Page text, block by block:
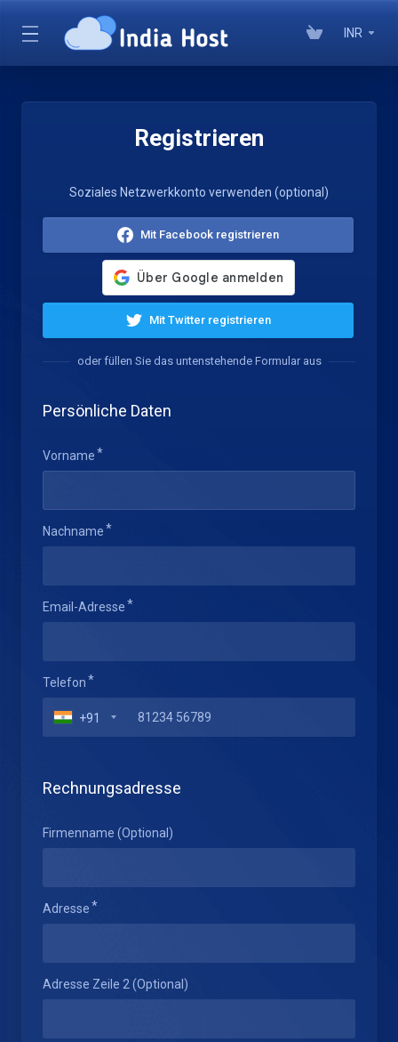
INR
Registrieren
Soziales Netzwerkkonto verwenden (optional)
Mit Facebook registrieren
Mit Twitter registrieren
oder füllen Sie das untenstehende Formular aus
Persönliche Daten
Vorname
Nachname
Email-Adresse
Telefon
+91
Rechnungsadresse
Firmenname (Optional)
Adresse
Adresse Zeile 2 (Optional)